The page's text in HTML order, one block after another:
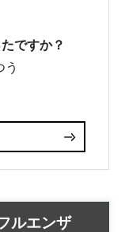
ですか？
う
ルエンザ